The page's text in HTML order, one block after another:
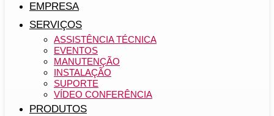
EMPRESA
SERVIÇOS
ASSISTÊNCIA TÉCNICA
EVENTOS
MANUTENÇÃO
INSTALAÇÃO
SUPORTE
VÍDEO CONFERÊNCIA
PRODUTOS